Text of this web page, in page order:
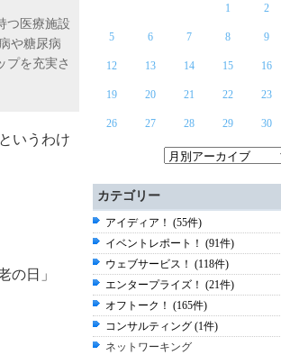
つ医療施設
や糖尿病
プを充実さ
いうわけ
の日」
1 2
5 6 7 8 9
12 13 14 15 16
19 20 21 22 23
26 27 28 29 30
カテゴリー
アイディア！ (55件)
イベントレポート！ (91件)
ウェブサービス！ (118件)
エンタープライズ！ (21件)
オフトーク！ (165件)
コンサルティング (1件)
ネットワーキング